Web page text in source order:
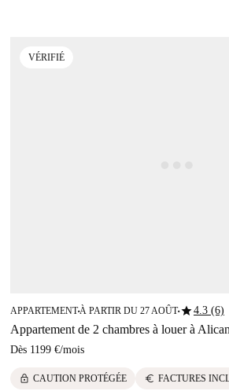
VÉRIFIÉ
APPARTEMENT■À PARTIR DU 27 AOÛT■star4.3 (6)
Appartement de 2 chambres à louer à
Dès 1199 €/mois
lock CAUTION PROTÉGÉE euro FACTURES